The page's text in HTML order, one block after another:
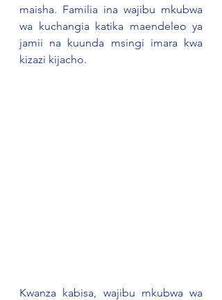
maisha. Familia ina wajibu mkubwa
wa kuchangia katika maendeleo ya
jamii na kuunda msingi imara kwa
kizazi kijacho.
Kwanza kabisa, wajibu mkubwa wa